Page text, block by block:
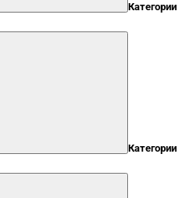
Категории
Категории